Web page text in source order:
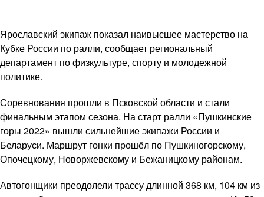
Ярославский экипаж показал наивысшее мастерство на
Кубке России по ралли, сообщает региональный
департамент по физкультуре, спорту и молодежной
политике.
Соревнования прошли в Псковской области и стали
финальным этапом сезона. На старт ралли «Пушкинские
горы 2022» вышли сильнейшие экипажи России и
Беларуси. Маршрут гонки прошёл по Пушкиногорскому,
Опочецкому, Новоржевскому и Бежаницкому районам.
Автогонщики преодолели трассу длинной 368 км, 104 км из